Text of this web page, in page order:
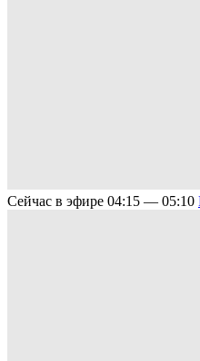
Сейчас в эфире 04:15 — 05:10